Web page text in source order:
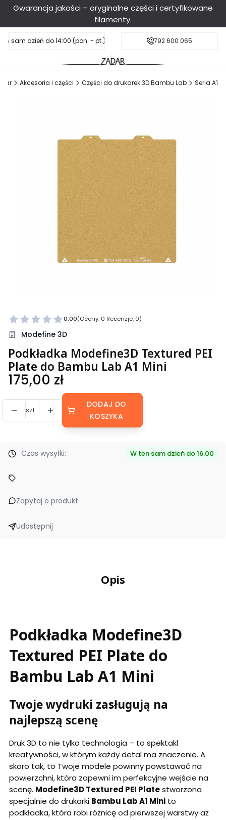
Gwarancja jakości – oryginalne części i certyfikowane
filamenty.
sam dzień do 14:00 (pon. - pt.), sobota do 11:00Darmowa dostawa od 199 zł
792 600 065
Akcesoria i części Części do drukarek 3D Bambu Lab Seria A1
0.00(Oceny: 0 Recenzje: 0)
Modefine 3D
Podkładka Modefine3D Textured PEI
Plate do Bambu Lab A1 Mini
Cena
175,00 zł
szt.
DODAJ DO
KOSZYKA
Czas wysyłki: W ten sam dzień do 16.00
Zapytaj o produkt
Udostępnij
Opis
Podkładka Modefine3D
Textured PEI Plate do
Bambu Lab A1 Mini
Twoje wydruki zasługują na
najlepszą scenę
Druk 3D to nie tylko technologia – to spektakl
kreatywności, w którym każdy detal ma znaczenie. A
skoro tak, to Twoje modele powinny powstawać na
powierzchni, która zapewni im perfekcyjne wejście na
scenę. Modefine3D Textured PEI Platestworzona
specjalnie do drukarki Bambu Lab A1 Mini to
podkładka, która robi różnicę od pierwszej warstwy aż